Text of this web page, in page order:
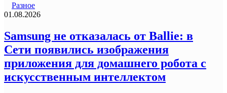
Разное
01.08.2026
Samsung не отказалась от Ballie: в
Сети появились изображения
приложения для домашнего робота с
искусственным интеллектом